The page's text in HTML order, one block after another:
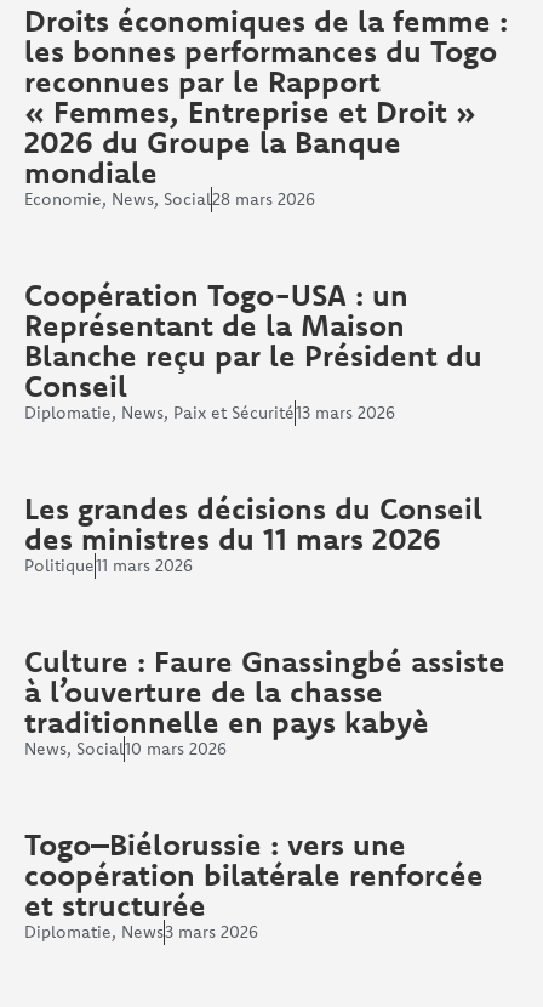
Droits économiques de la femme :
les bonnes performances du Togo
reconnues par le Rapport
« Femmes, Entreprise et Droit »
2026 du Groupe la Banque
mondiale
Economie, News, Social28 mars 2026
Coopération Togo-USA : un
Représentant de la Maison
Blanche reçu par le Président du
Conseil
Diplomatie, News, Paix et Sécurité13 mars 2026
Les grandes décisions du Conseil
des ministres du 11 mars 2026
Politique11 mars 2026
Culture : Faure Gnassingbé assiste
à l’ouverture de la chasse
traditionnelle en pays kabyè
News, Social10 mars 2026
Togo–Biélorussie : vers une
coopération bilatérale renforcée
et structurée
Diplomatie, News3 mars 2026